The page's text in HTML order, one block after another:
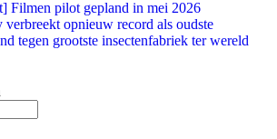
Filmen pilot gepland in mei 2026
verbreekt opnieuw record als oudste
tegen grootste insectenfabriek ter wereld